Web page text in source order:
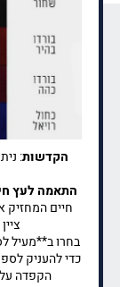
הקדשות:
התאמה לעץ
חיים
בחרו ב**מעיל
כדי להעניק
הקפדה על